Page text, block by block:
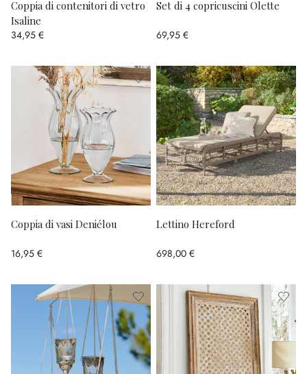
Coppia di contenitori di vetro
Isaline
34,95 €
Set di 4 copricuscini Olette
69,95 €
Coppia di vasi Deniélou
16,95 €
Lettino Hereford
698,00 €